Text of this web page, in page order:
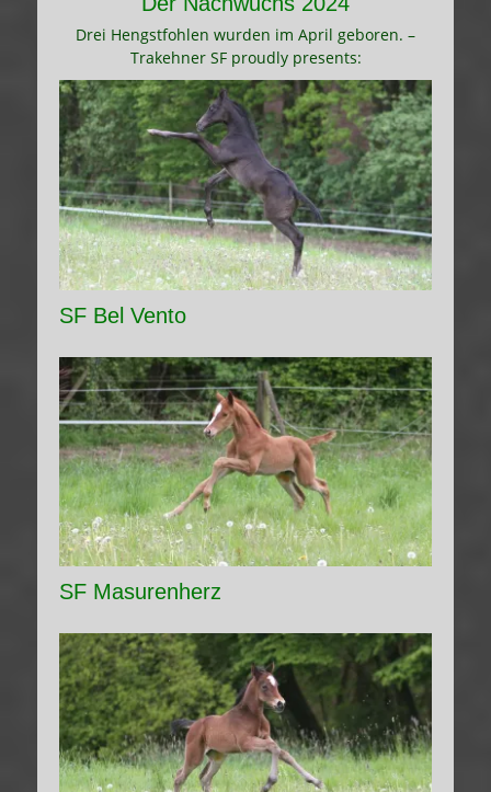
Drei Hengstfohlen wurden im April geboren. –
Trakehner SF proudly presents:
SF Bel Vento
SF Masurenherz